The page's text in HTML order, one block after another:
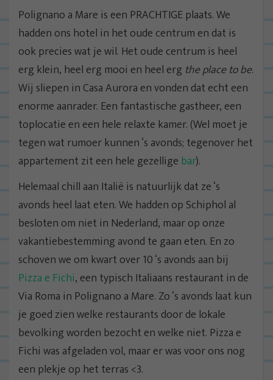
Polignano a Mare is een PRACHTIGE plaats. We
hadden ons hotel in het oude centrum en dat is
ook precies wat je wil. Het oude centrum is heel
erg klein, heel erg mooi en heel erg the place to be.
Wij sliepen in Casa Aurora en vonden dat echt een
enorme aanrader. Een fantastische gastheer, een
toplocatie en een hele relaxte kamer. (Wel moet je
tegen wat rumoer kunnen ‘s avonds; tegenover het
appartement zit een hele gezellige bar).
Helemaal chill aan Italië is natuurlijk dat ze ‘s
avonds heel laat eten. We hadden op Schiphol al
besloten om niet in Nederland, maar op onze
vakantiebestemming avond te gaan eten. En zo
schoven we om kwart over 10 ‘s avonds aan bij
Pizza e Fichi, een typisch Italiaans restaurant in de
Via Roma in Polignano a Mare. Zo ‘s avonds laat kun
je goed zien welke restaurants door de lokale
bevolking worden bezocht en welke niet. Pizza e
Fichi was afgeladen vol, maar er was voor ons nog
een plekje op het terras <3.